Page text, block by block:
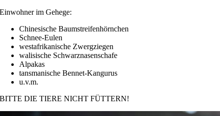
Einwohner im Gehege:
Chinesische Baumstreifenhörnchen
Schnee-Eulen
westafrikanische Zwergziegen
walisische Schwarznasenschafe
Alpakas
tansmanische Bennet-Kangurus
u.v.m.
BITTE DIE TIERE NICHT FÜTTERN!